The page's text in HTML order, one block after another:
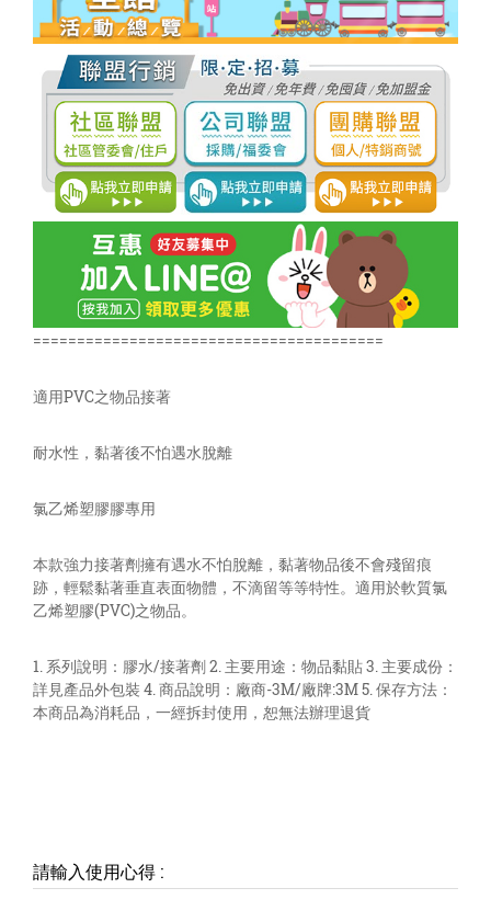
========================================
適用PVC之物品接著
耐水性，黏著後不怕遇水脫離
氯乙烯塑膠膠專用
本款強力接著劑擁有遇水不怕脫離，黏著物品後不會殘留痕
跡，輕鬆黏著垂直表面物體，不滴留等等特性。適用於軟質氯
乙烯塑膠(PVC)之物品。
1. 系列說明：膠水/接著劑 2. 主要用途：物品黏貼 3. 主要成份：
詳見產品外包裝 4. 商品說明：廠商-3M/廠牌:3M 5. 保存方法：
本商品為消耗品，一經拆封使用，恕無法辦理退貨
請輸入使用心得 :